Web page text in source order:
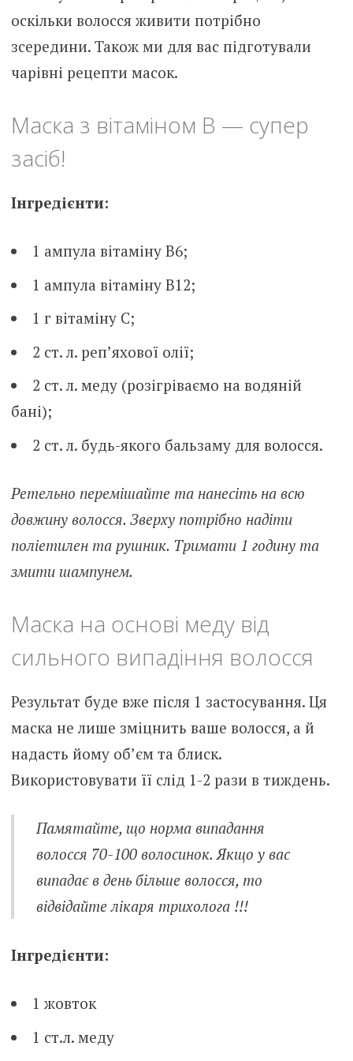
оскільки волосся живити потрібно
зсередини. Також ми для вас підготували
чарівні рецепти масок.
Маска з вітаміном В — супер
засіб!
Інгредієнти:
1 ампула вітаміну В6;
1 ампула вітаміну В12;
1 г вітаміну С;
2 ст. л. реп’яхової олії;
2 ст. л. меду (розігріваємо на водяній
бані);
2 ст. л. будь-якого бальзаму для волосся.
Ретельно перемішайте та нанесіть на всю
довжину волосся. Зверху потрібно надіти
поліетилен та рушник. Тримати 1 годину та
змити шампунем.
Маска на основі меду від
сильного випадіння волосся
Результат буде вже після 1 застосування. Ця
маска не лише зміцнить ваше волосся, а й
надасть йому об’єм та блиск.
Використовувати її слід 1-2 рази в тиждень.
Памятайте, що норма випадання
волосся 70-100 волосинок. Якщо у вас
випадає в день більше волосся, то
відвідайте лікаря трихолога !!!
Інгредієнти:
1 жовток
1 ст.л. меду